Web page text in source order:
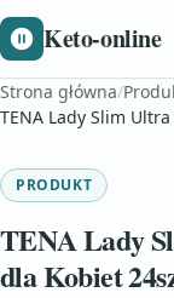
Keto-online
Strona główna/
TENA Lady Slim
PRODUKT
TENA Lady
dla Kobiet